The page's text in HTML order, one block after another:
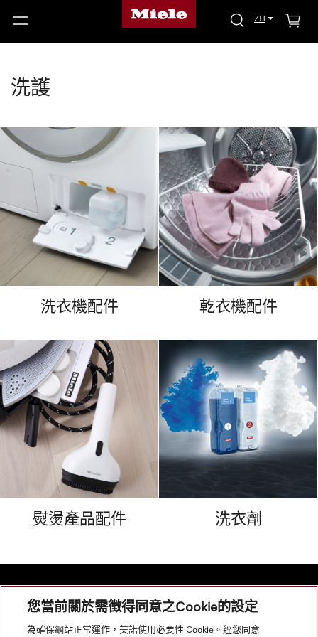
ZH
洗護
洗衣機配件 乾衣機配件
熨燙產品配件 洗衣劑
網站導航
您當前關於需徵得同意之Cookie的設定
為確保網站正常運作，美諾使用必要性 Cookie。經您同意